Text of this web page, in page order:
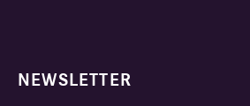
NEWSLETTER